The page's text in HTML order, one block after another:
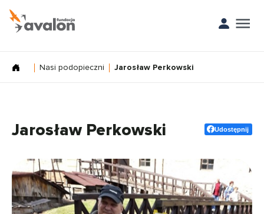
Nasi podopieczni Jarosław Perkowski
Jarosław Perkowski Udostępnij